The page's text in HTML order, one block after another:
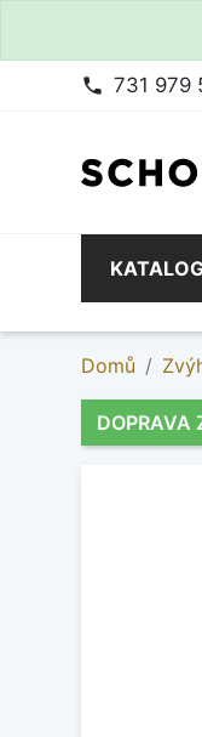
phone 731 979
Domů
DOPRAVA